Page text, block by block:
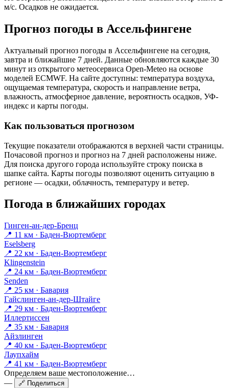
м/с. Осадков не ожидается.
Прогноз погоды в Ассельфингене
Актуальный прогноз погоды в Ассельфингене на сегодня,
завтра и ближайшие 7 дней. Данные обновляются каждые 30
минут из открытого метеосервиса Open-Meteo на основе
моделей ECMWF. На сайте доступны: температура воздуха,
ощущаемая температура, скорость и направление ветра,
влажность, атмосферное давление, вероятность осадков, УФ-
индекс и карты погоды.
Как пользоваться прогнозом
Текущие показатели отображаются в верхней части страницы.
Почасовой прогноз и прогноз на 7 дней расположены ниже.
Для поиска другого города используйте строку поиска в
шапке сайта. Карты погоды позволяют оценить ситуацию в
регионе — осадки, облачность, температуру и ветер.
Погода в ближайших городах
Гинген-ан-дер-Бренц
📍 11 км · Баден-Вюртемберг
Eselsberg
📍 22 км · Баден-Вюртемберг
Klingenstein
📍 24 км · Баден-Вюртемберг
Senden
📍 25 км · Бавария
Гайслинген-ан-дер-Штайге
📍 29 км · Баден-Вюртемберг
Иллертиссен
📍 35 км · Бавария
Айзлинген
📍 40 км · Баден-Вюртемберг
Лаупхайм
📍 41 км · Баден-Вюртемберг
Определяем ваше местоположение…
—
🔗 Поделиться